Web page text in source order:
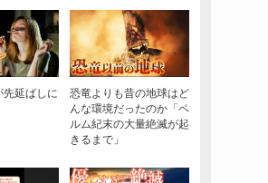
延ばしに
恐竜よりも昔の地球はど
んな環境だったのか「ペ
ルム紀末の大量絶滅が起
きるまで」